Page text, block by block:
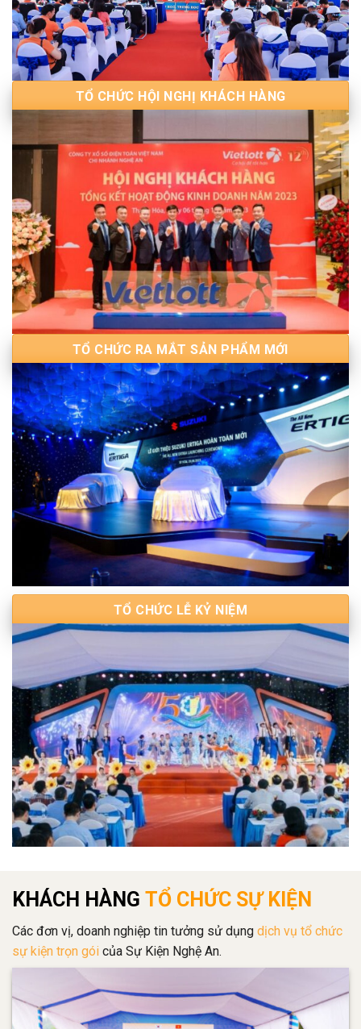
TỔ CHỨC HỘI NGHỊ KHÁCH HÀNG
TỔ CHỨC RA MẮT SẢN PHẨM MỚI
TỔ CHỨC LỄ KỶ NIỆM
KHÁCH HÀNG TỔ CHỨC SỰ KIỆN
Các đơn vị, doanh nghiệp tin tưởng sử dụng dịch vụ tổ chức
sự kiện trọn gói của Sự Kiện Nghệ An.